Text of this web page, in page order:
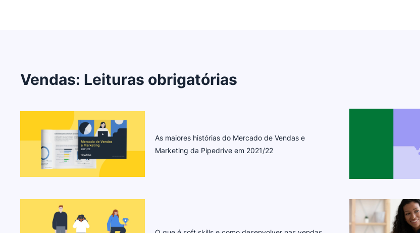
Vendas: Leituras obrigatórias
As maiores histórias do Mercado de Vendas e
Marketing da Pipedrive em 2021/22